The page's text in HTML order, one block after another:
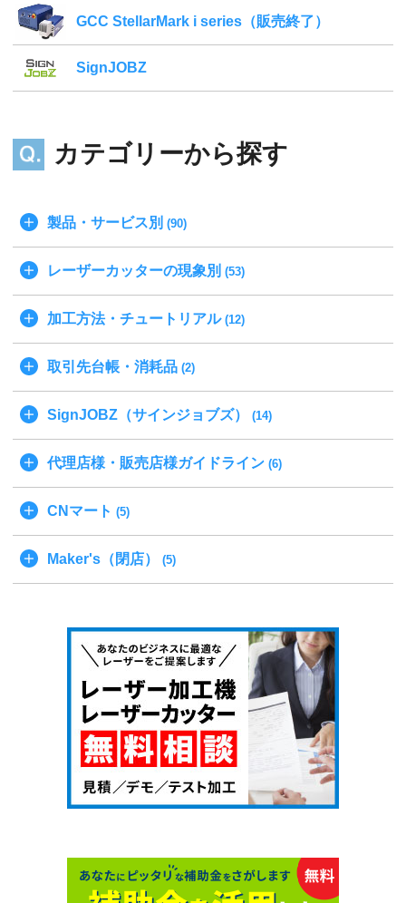
GCC StellarMark i series（販売終了）
SignJOBZ
カテゴリーから探す
製品・サービス別 (90)
レーザーカッターの現象別 (53)
加工方法・チュートリアル(12)
取引先台帳・消耗品 (2)
SignJOBZ（サインジョブズ） (14)
代理店様・販売店様ガイドライン (6)
CNマート (5)
Maker's（閉店） (5)